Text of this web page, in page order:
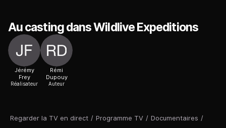
Regarder la TV en direct / Programme TV / Documentaires /
Au casting dans Wildlive Expeditions
Jérémy
Frey
Réalisateur
Rémi
Dupouy
Auteur